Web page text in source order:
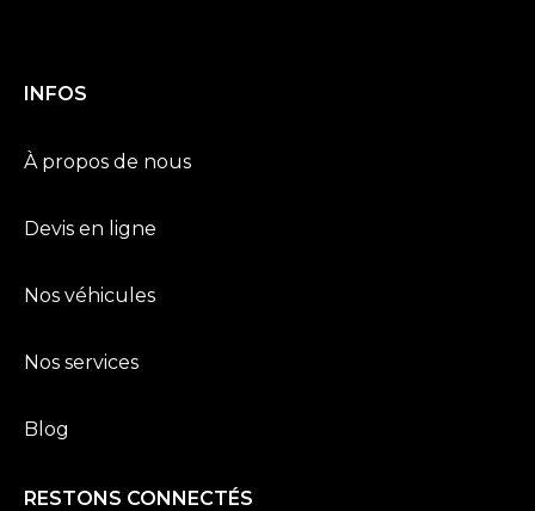
INFOS
À propos de nous
Devis en ligne
Nos véhicules
Nos services
Blog
RESTONS CONNECTÉS